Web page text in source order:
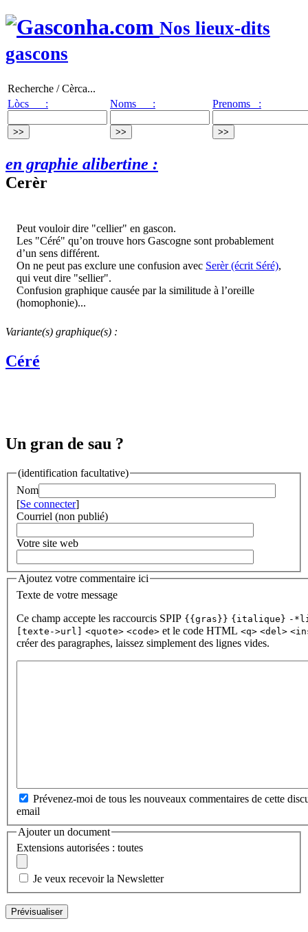
Nos lieux-dits
gascons
Recherche / Cèrca...
Lòcs :
Noms : Prenoms :
en graphie alibertine :
Cerèr
Peut vouloir dire "cellier" en gascon.
Les "Céré" qu’on trouve hors Gascogne sont probablement
d’un sens différent.
On ne peut pas exclure une confusion avec Serèr (écrit Séré),
qui veut dire "sellier".
Confusion graphique causée par la similitude à l’oreille
(homophonie)...
Variante(s) graphique(s) :
Céré
Un gran de sau ?
(identification facultative)
Nom
[Se connecter]
Courriel (non publié)
Votre site web
Ajoutez votre commentaire ici
Texte de votre message
Ce champ accepte les raccourcis SPIP {{gras}} {italique} -
[texte->url] <quote> <code> et le code HTML <q> <del>
créer des paragraphes, laissez simplement des lignes vides.
Prévenez-moi de tous les nouveaux commentaires de cette
email
Ajouter un document
Extensions autorisées : toutes
Je veux recevoir la Newsletter